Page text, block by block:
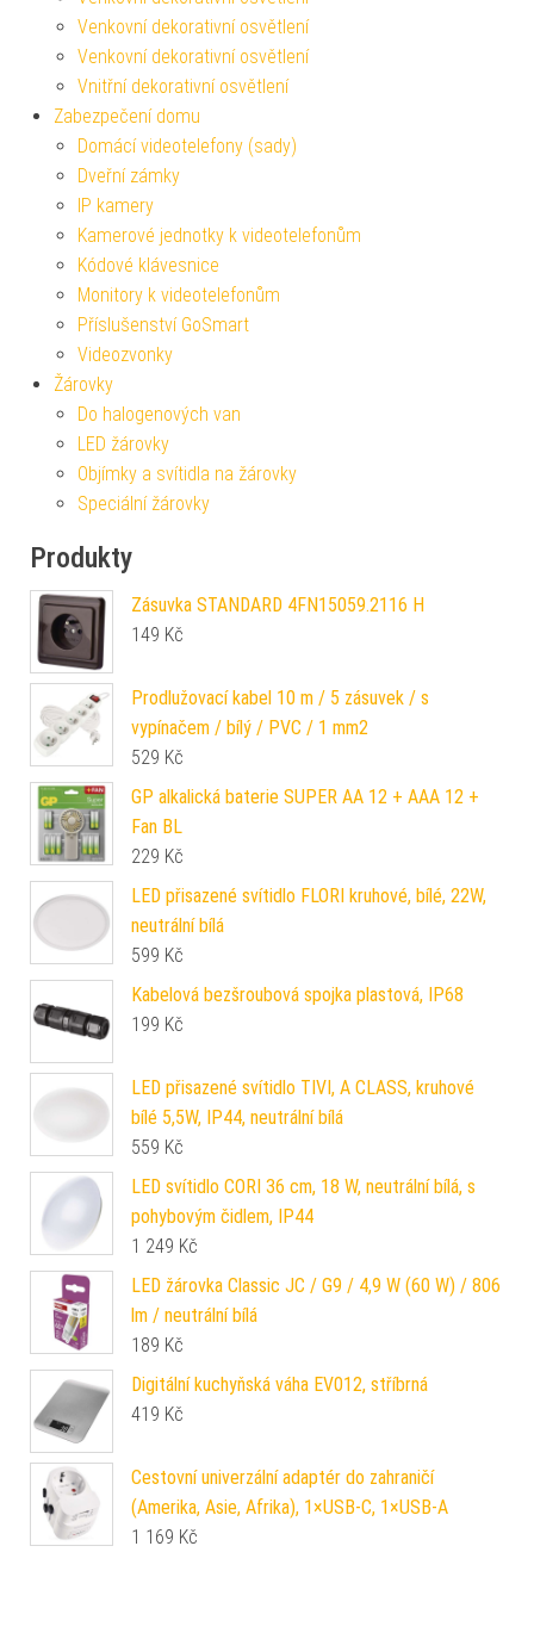
Venkovní dekorativní osvětlení
Venkovní dekorativní osvětlení
Vnitřní dekorativní osvětlení
Zabezpečení domu
Domácí videotelefony (sady)
Dveřní zámky
IP kamery
Kamerové jednotky k videotelefonům
Kódové klávesnice
Monitory k videotelefonům
Příslušenství GoSmart
Videozvonky
Žárovky
Do halogenových van
LED žárovky
Objímky a svítidla na žárovky
Speciální žárovky
Produkty
Zásuvka STANDARD 4FN15059.2116 H
149 Kč
Prodlužovací kabel 10 m / 5 zásuvek / s
vypínačem / bílý / PVC / 1 mm2
529 Kč
GP alkalická baterie SUPER AA 12 + AAA 12 +
Fan BL
229 Kč
LED přisazené svítidlo FLORI kruhové, bílé, 22W,
neutrální bílá
599 Kč
Kabelová bezšroubová spojka plastová, IP68
199 Kč
LED přisazené svítidlo TIVI, A CLASS, kruhové
bílé 5,5W, IP44, neutrální bílá
559 Kč
LED svítidlo CORI 36 cm, 18 W, neutrální bílá, s
pohybovým čidlem, IP44
1 249 Kč
LED žárovka Classic JC / G9 / 4,9 W (60 W) / 806
lm / neutrální bílá
189 Kč
Digitální kuchyňská váha EV012, stříbrná
419 Kč
Cestovní univerzální adaptér do zahraničí
(Amerika, Asie, Afrika), 1×USB-C, 1×USB-A
1 169 Kč